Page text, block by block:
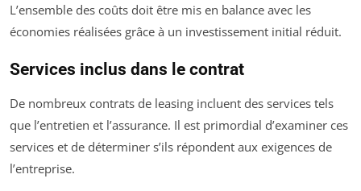
L’ensemble des coûts doit être mis en balance avec les
économies réalisées grâce à un investissement initial réduit.
Services inclus dans le contrat
De nombreux contrats de leasing incluent des services tels
que l’entretien et l’assurance. Il est primordial d’examiner ces
services et de déterminer s’ils répondent aux exigences de
l’entreprise.